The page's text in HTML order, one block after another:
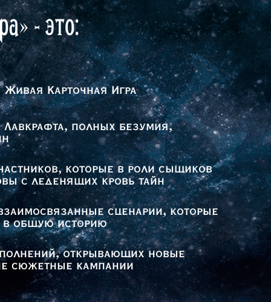
- это:
Живая Карточная Игра
Лавкрафта, полных безумия,
которые в роли сыщиков
с леденящих кровь тайн
сценарии, которые
в общую историю
открывающих новые
сюжетные кампании